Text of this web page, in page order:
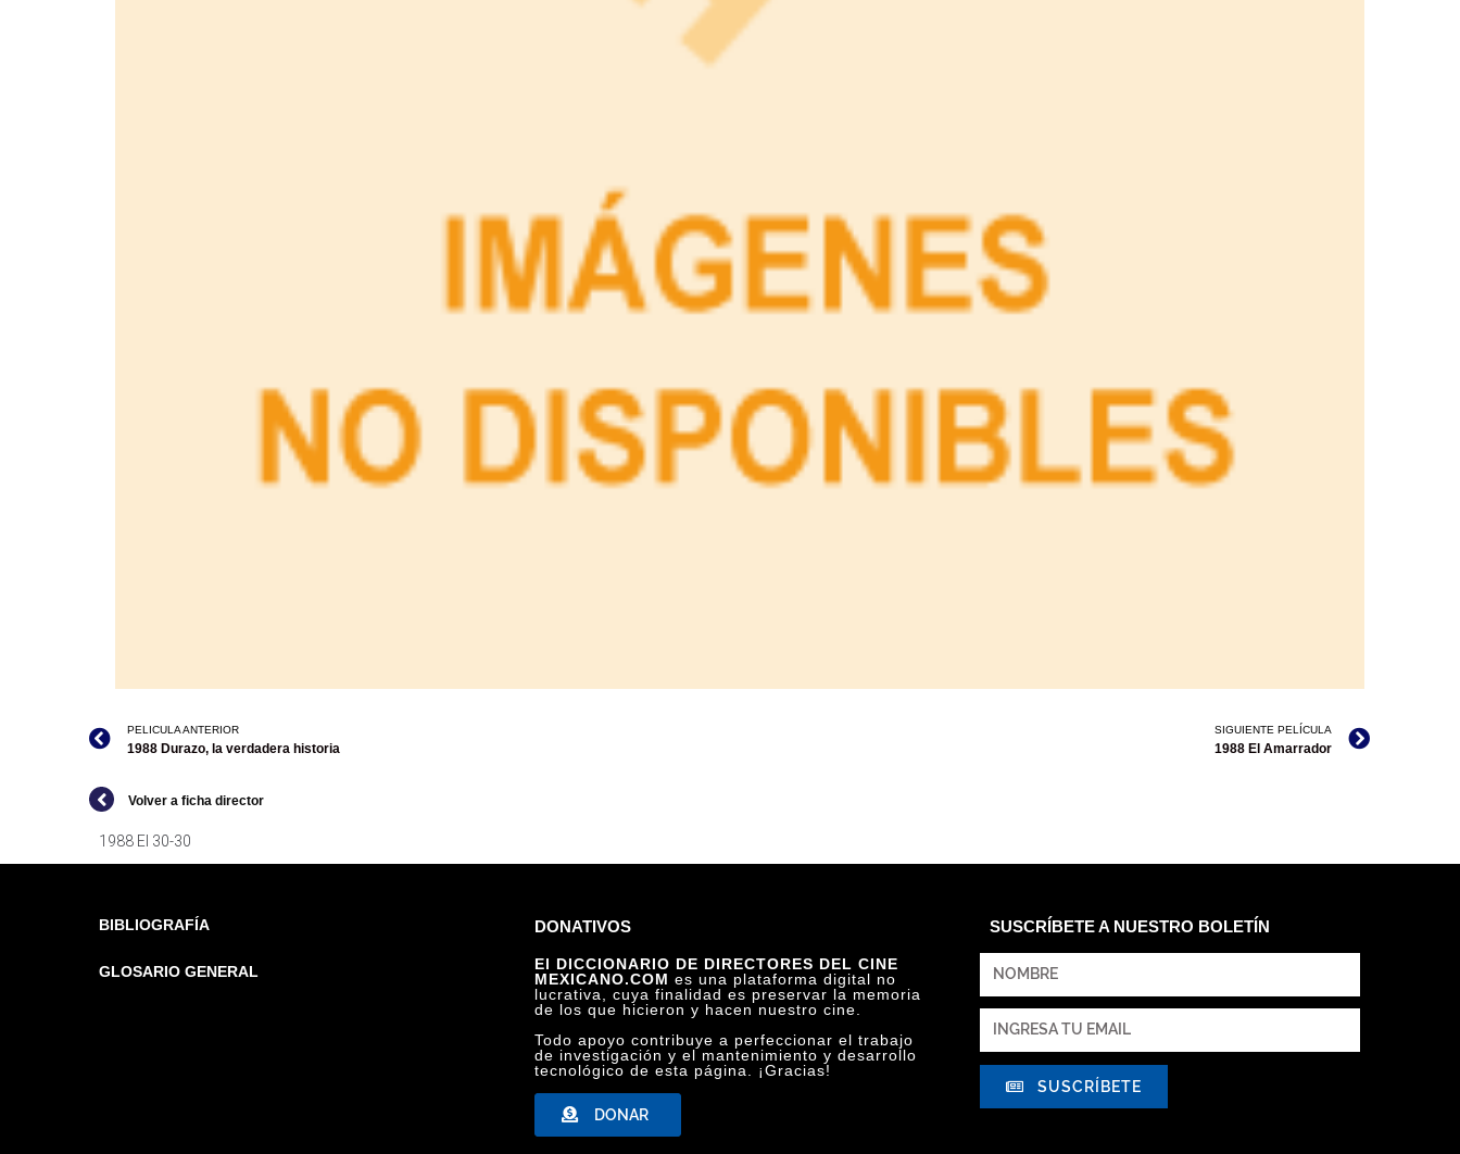
PELICULA ANTERIOR
1988 Durazo, la verdadera historia
SIGUIENTE PELÍCULA
1988 El Amarrador
Volver a ficha director
1988 El 30-30
BIBLIOGRAFÍA
GLOSARIO GENERAL
DONATIVOS
El DICCIONARIO DE DIRECTORES DEL CINE
MEXICANO.COM es una plataforma digital no
lucrativa, cuya finalidad es preservar la memoria
de los que hicieron y hacen nuestro cine.
Todo apoyo contribuye a perfeccionar el trabajo
de investigación y el mantenimiento y desarrollo
tecnológico de esta página. ¡Gracias!
DONAR
SUSCRÍBETE A NUESTRO BOLETÍN
SUSCRÍBETE